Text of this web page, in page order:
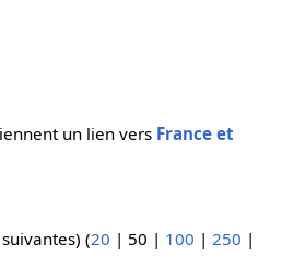
un lien vers France et
) (20 | 50 | 100 | 250 |